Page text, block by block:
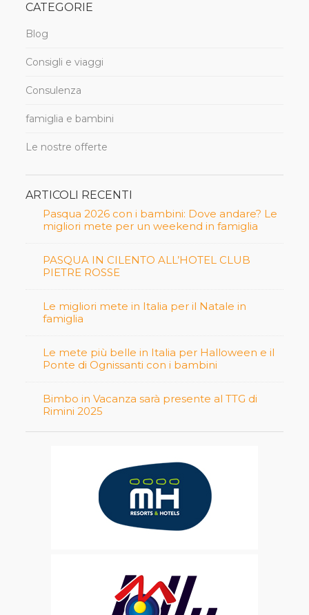
CATEGORIE
Blog
Consigli e viaggi
Consulenza
famiglia e bambini
Le nostre offerte
ARTICOLI RECENTI
Pasqua 2026 con i bambini: Dove andare? Le
migliori mete per un weekend in famiglia
PASQUA IN CILENTO ALL’HOTEL CLUB
PIETRE ROSSE
Le migliori mete in Italia per il Natale in
famiglia
Le mete più belle in Italia per Halloween e il
Ponte di Ognissanti con i bambini
Bimbo in Vacanza sarà presente al TTG di
Rimini 2025